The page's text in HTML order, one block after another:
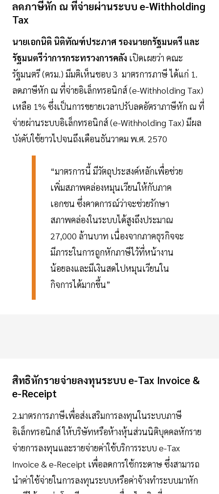
ลดภาษีหัก ณ ที่จ่ายผ่านระบบ e-Withholding
Tax
นายเอกนิติ นิติทัณฑ์ประภาศ รองนายกรัฐมนตรี และ
รัฐมนตรีว่าการกระทรวงการคลัง เปิดเผยว่า คณะ
รัฐมนตรี (ครม.) มีมติเห็นชอบ 3 มาตรการภาษี ได้แก่ 1.
ลดภาษีหัก ณ ที่จ่ายอิเล็กทรอนิกส์ (e-Withholding Tax)
เหลือ 1% ซึ่งเป็นการขยายเวลาปรับลดอัตราภาษีหัก ณ ที่
จ่ายผ่านระบบอิเล็กทรอนิกส์ (e-Withholding Tax) มีผล
บังคับใช้ยาวไปจนถึงเดือนธันวาคม พ.ศ. 2570
“มาตรการนี้ มีวัตถุประสงค์หลักเพื่อช่วย
เพิ่มสภาพคล่องหมุนเวียนให้กับภาค
เอกชน ซึ่งคาดการณ์ว่าจะช่วยรักษา
สภาพคล่องในระบบได้สูงถึงประมาณ
27,000 ล้านบาท เนื่องจากภาคธุรกิจจะ
มีภาระในการถูกหักภาษีไว้ที่หน้างาน
น้อยลงและมีเงินสดไปหมุนเวียนใน
กิจการได้มากขึ้น”
สิทธิหักรายจ่ายลงทุนระบบ e-Tax Invoice &
e-Receipt
2.มาตรการภาษีเพื่อส่งเสริมการลงทุนในระบบภาษี
อิเล็กทรอนิกส์ ให้บริษัทหรือห้างหุ้นส่วนนิติบุคคลหักราย
จ่ายการลงทุนและรายจ่ายค่าใช้บริการระบบ e-Tax
Invoice & e-Receipt เพื่อลดการใช้กระดาษ ซึ่งสามารถ
นำค่าใช้จ่ายในการลงทุนระบบหรือค่าจ้างทำระบบมาหัก